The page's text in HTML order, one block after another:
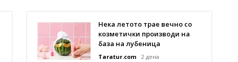
Нека летото трае вечно со
козметички производи на
база на лубеница
Taratur.com 2 дена